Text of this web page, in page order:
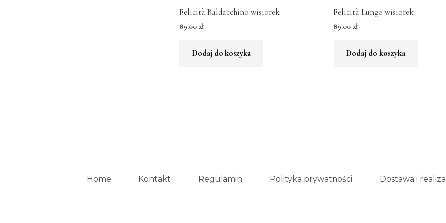
Felicità Baldacchino wisiorek
89.00 zł
Dodaj do koszyka
Felicità Lungo wisiorek
89.00 zł
Dodaj do koszyka
Home Kontakt Regulamin Polityka prywatności Dostawa i